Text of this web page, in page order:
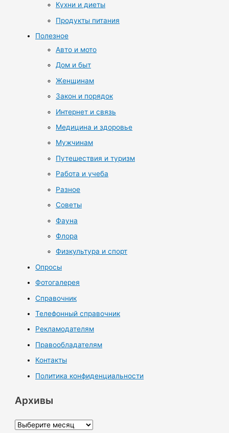
Кухни и диеты
Продукты питания
Полезное
Авто и мото
Дом и быт
Женщинам
Закон и порядок
Интернет и связь
Медицина и здоровье
Мужчинам
Путешествия и туризм
Работа и учеба
Разное
Советы
Фауна
Флора
Физкультура и спорт
Опросы
Фотогалерея
Справочник
Телефонный справочник
Рекламодателям
Правообладателям
Контакты
Политика конфиденциальности
Архивы
А